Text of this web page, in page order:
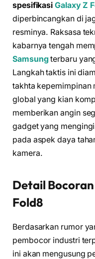
spesifikasiGalaxy Z
diperbincangkan di
resminya. Raksasa
kabarnya tengah
Samsung terbaru
Langkah taktis ini
takhta kepemimpinan
global yang kian
memberikan angin
gadget yang
pada aspek daya
kamera.
Detail
Fold8
Berdasarkan rumor
pembocor industri
ini akan mengusung